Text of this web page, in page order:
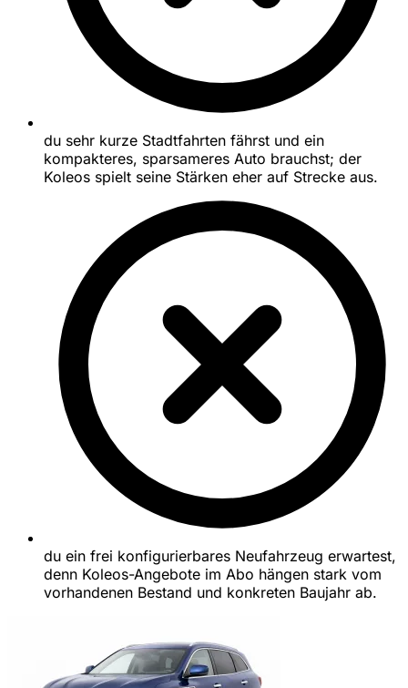
du sehr kurze Stadtfahrten fährst und ein
kompakteres, sparsameres Auto brauchst; der
Koleos spielt seine Stärken eher auf Strecke aus.
du ein frei konfigurierbares Neufahrzeug erwartest,
denn Koleos-Angebote im Abo hängen stark vom
vorhandenen Bestand und konkreten Baujahr ab.